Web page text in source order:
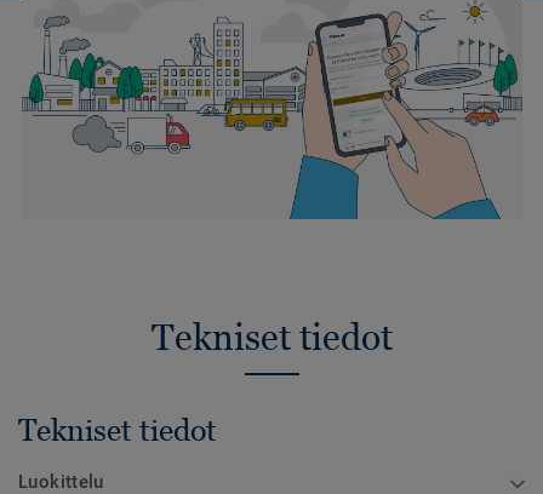
Tekniset tiedot
Tekniset tiedot
Luokittelu